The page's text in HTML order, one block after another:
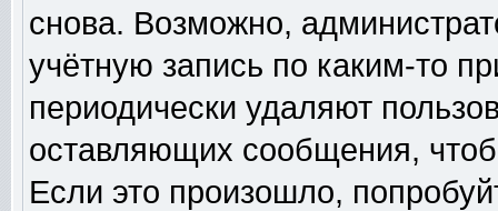
снова. Возможно,
учётную запись по каким-то
периодически удаляют
оставляющих сообщения,
Если это произошло,